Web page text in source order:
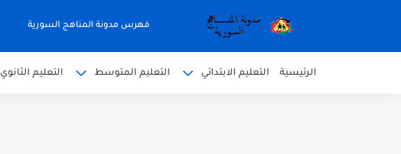
فهرس مدونة المناهج السورية
الرئيسية التعليم الابتدائي التعليم المتوسط التعليم الثانوي